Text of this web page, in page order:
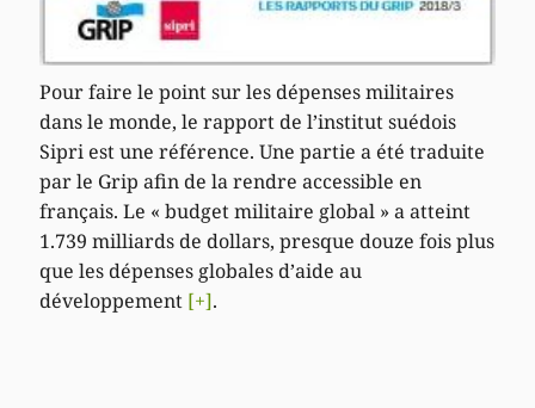
Pour faire le point sur les dépenses militaires
dans le monde, le rapport de l’institut suédois
Sipri est une référence. Une partie a été traduite
par le Grip afin de la rendre accessible en
français. Le « budget militaire global » a atteint
1.739 milliards de dollars, presque douze fois plus
que les dépenses globales d’aide au
développement [+].